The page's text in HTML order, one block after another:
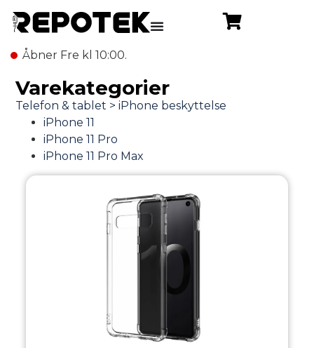
Åbner Fre kl 10:00.
Varekategorier
iPhone 11
iPhone 11 Pro
iPhone 11 Pro Max